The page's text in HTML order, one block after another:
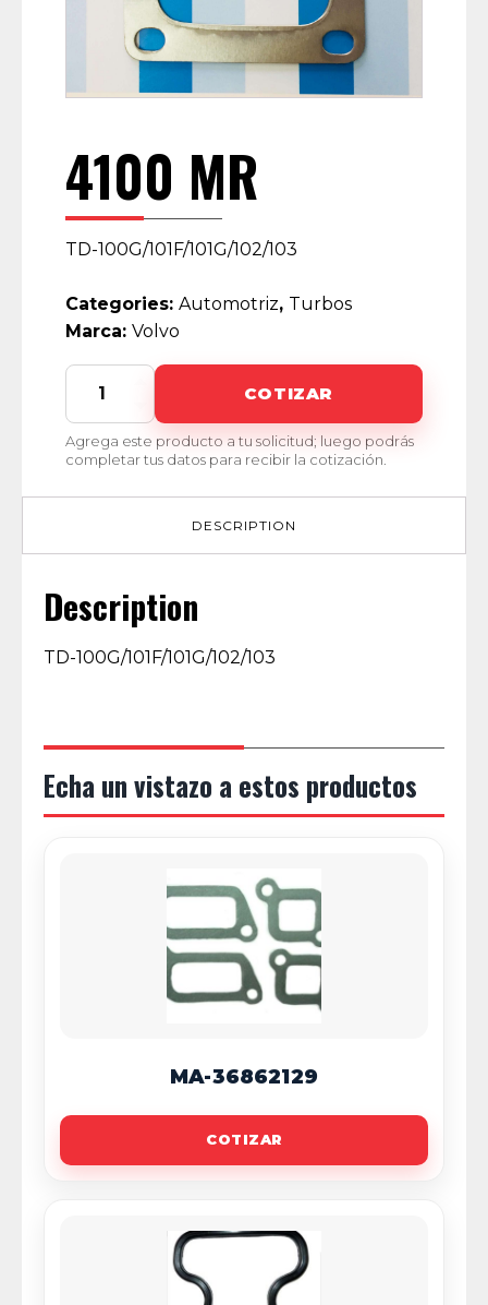
4100 MR
TD-100G/101F/101G/102/103
Categories: Automotriz, Turbos
Marca: Volvo
quantity
COTIZAR
Agrega este producto a tu solicitud; luego podrás
completar tus datos para recibir la cotización.
DESCRIPTION
Description
TD-100G/101F/101G/102/103
Echa un vistazo a estos productos
MA-36862129
COTIZAR